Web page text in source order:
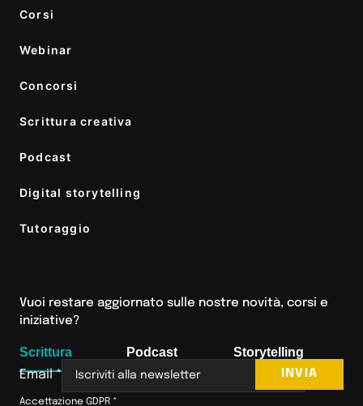
Corsi
Webinar
Concorsi
Scrittura creativa
Podcast
Digital storytelling
Tutoraggio
Vuoi restare aggiornato sulle nostre novità, corsi e
iniziative?
Scrittura
Email*
Accettazione GDPR *
INVIA
Podcast Storytelling